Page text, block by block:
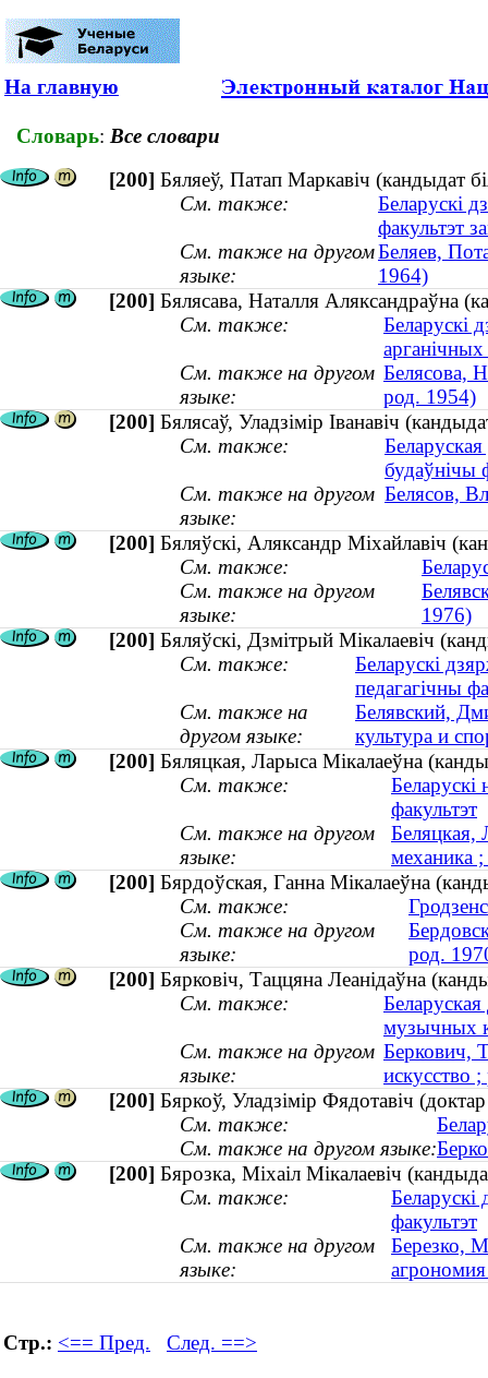
На главную
Словарь: Все словари
[200] Бяляеў, Патап Маркавіч (кандыдат
См. также:
Беларускі
факультэт
См. также на другом
языке:
Беляев,
1964)
[200] Бялясава, Наталля Аляксандраўна
См. также:
Беларускі
См. также на другом
языке:
Белясова,
род. 1954)
[200] Бялясаў, Уладзімір Іванавіч
См. также:
будаўнічы
См. также на другом
языке:
Белясов,
[200] Бяляўскі, Аляксандр Міхайлавіч
См. также:
См. также на другом
языке:
1976)
[200] Бяляўскі, Дзмітрый Мікалаевіч
См. также:
Беларускі
педагагічны
См. также на
другом языке:
Белявский,
культура и
[200] Бяляцкая, Ларыса Мікалаеўна
См. также:
факультэт
См. также на другом
языке:
Беляцкая,
механика
[200] Бярдоўская, Ганна Мікалаеўна
См. также:
См. также на другом
языке:
род.
[200] Бярковіч, Таццяна Леанідаўна
См. также:
музычных
См. также на другом
языке:
Беркович,
искусство
[200] Бяркоў, Уладзімір Фядотавіч
См. также:
См. также на другом языке:
[200] Бярозка, Міхаіл Мікалаевіч
См. также:
Беларускі
факультэт
См. также на другом
языке:
Березко,
Стр.: <== Пред. След. ==>